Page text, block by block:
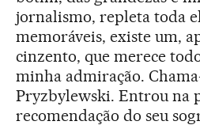
jornalismo, repleta toda
memoráveis, existe um,
cinzento, que merece
minha admiração.
Pryzbylewski. Entrou na
recomendação do seu